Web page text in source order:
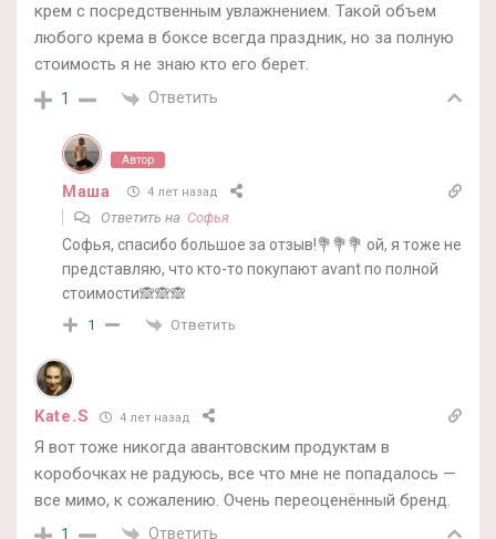
крем с посредственным увлажнением. Такой объем
любого крема в боксе всегда праздник, но за полную
стоимость я не знаю кто его берет.
1 Ответить
Автор
Маша 4 лет назад
Ответить на Софья
Софья, спасибо большое за отзыв!💐💐💐 ой, я тоже не
представляю, что кто-то покупают avant по полной
стоимости🙈🙈🙈
1 Ответить
Kate.S 4 лет назад
Я вот тоже никогда авантовским продуктам в
коробочках не радуюсь, все что мне не попадалось —
все мимо, к сожалению. Очень переоценённый бренд.
1 Ответить